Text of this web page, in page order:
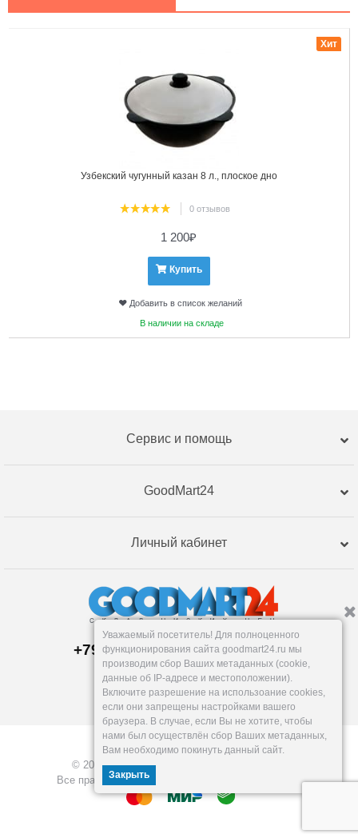
Узбекский чугунный казан 8 л., плоское дно
0 отзывов
Хит
1 200₽
Купить
Добавить в список желаний
В наличии на складе
Сервис и помощь
GoodMart24
Личный кабинет
+79120359762, +79120359761
Пункт выдачи:
Тюмень ,Республики, 255к2
Пн-Пт: 9-18, Сб: 10-16, Вс: вых.
info@goodmart24.ru
© 2026, GoodMart24.ru — Склад низких цен.
Все права защищены. Разработка —
VOID MEDIA
Уважаемый посетитель! Для полноценного
функционирования сайта goodmart24.ru мы
производим сбор Ваших метаданных (cookie,
данные об IP-адресе и местоположении).
Включите разрешение на использоание cookies,
если они запрещены настройками вашего
браузера. В случае, если Вы не хотите, чтобы
нами был осуществлён сбор Ваших метаданных,
Вам необходимо покинуть данный сайт.
Закрыть